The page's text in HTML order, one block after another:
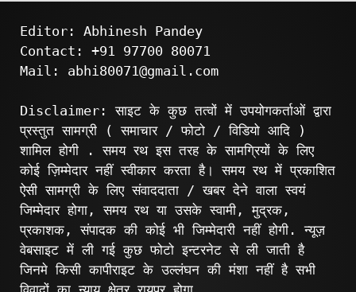
Editor: Abhinesh Pandey
Contact: +91 97700 80071
Mail: abhi80071@gmail.com
Disclaimer: साइट के कुछ तत्वों में उपयोगकर्ताओं द्वारा
प्रस्तुत सामग्री ( समाचार / फोटो / विडियो आदि )
शामिल होगी . समय रथ इस तरह के सामग्रियों के लिए
कोई ज़िम्मेदार नहीं स्वीकार करता है। समय रथ में प्रकाशित
ऐसी सामग्री के लिए संवाददाता / खबर देने वाला स्वयं
जिम्मेदार होगा, समय रथ या उसके स्वामी, मुद्रक,
प्रकाशक, संपादक की कोई भी जिम्मेदारी नहीं होगी. न्यूज़
वेबसाइट में ली गई कुछ फोटो इन्टरनेट से ली जाती है
जिनमे किसी कापीराइट के उल्लंघन की मंशा नहीं है सभी